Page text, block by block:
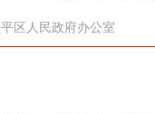
区人民政府办公室